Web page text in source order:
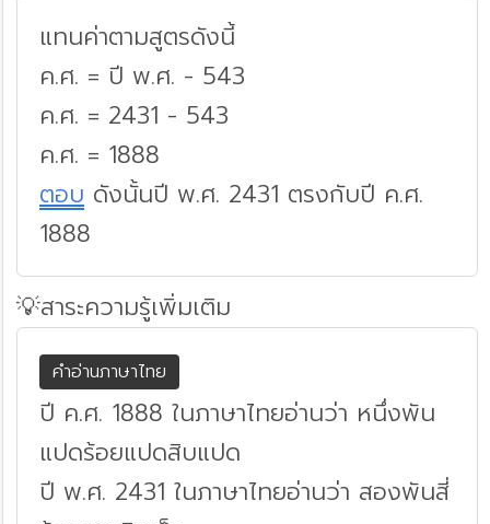
แทนค่าตามสูตรดังนี้
ค.ศ. = ปี พ.ศ. - 543
ค.ศ. = 2431 - 543
ค.ศ. = 1888
ตอบ ดังนั้นปี พ.ศ. 2431 ตรงกับปี ค.ศ.
1888
💡สาระความรู้เพิ่มเติม
คำอ่านภาษาไทย
ปี ค.ศ. 1888 ในภาษาไทยอ่านว่า หนึ่งพัน
แปดร้อยแปดสิบแปด
ปี พ.ศ. 2431 ในภาษาไทยอ่านว่า สองพันสี่